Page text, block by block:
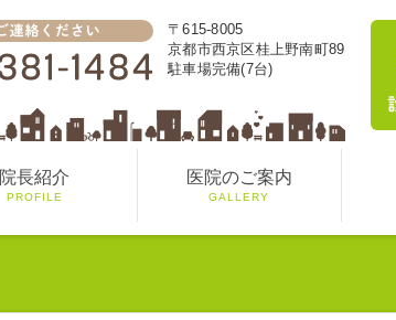
〒615-8005
京都市西京区桂上野南町89
駐車場完備(7台)
院長紹介
PROFILE
医院のご案内
GALLERY